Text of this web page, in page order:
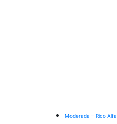
Moderada – Rico Alfa